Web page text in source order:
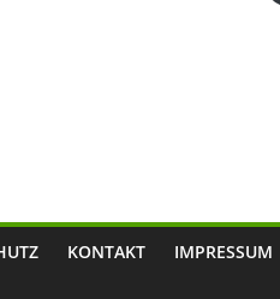
KONTAKT IMPRESSUM